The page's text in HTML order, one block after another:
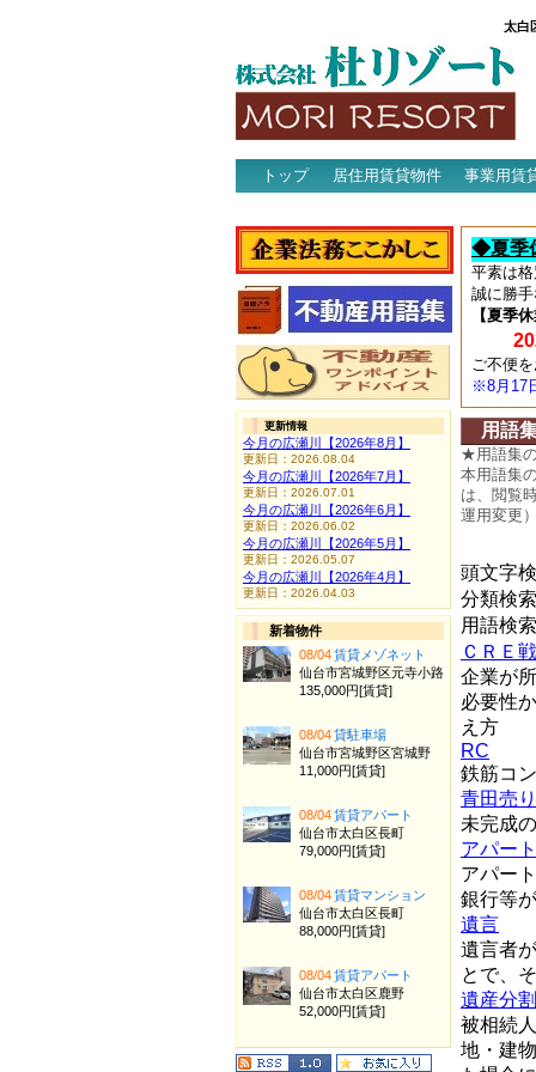
太白
トップ 居住用賃貸物件
事業用賃
◆夏季
平素は
誠に勝
【夏季
ご不便
※8月17
用語
★用語集
本用語集
は、閲覧
運用変更
頭文字
分類検索
用語検索
ＣＲＥ
企業が
必要性
え方
RC
鉄筋コ
青田売り
未完成
アパー
アパー
銀行等
遺言
遺言者
とで、
遺産分割
被相続
地・建
更新情報
今月の広瀬川【2026年8月】
更新日：2026.08.04
今月の広瀬川【2026年7月】
更新日：2026.07.01
今月の広瀬川【2026年6月】
更新日：2026.06.02
今月の広瀬川【2026年5月】
更新日：2026.05.07
今月の広瀬川【2026年4月】
更新日：2026.04.03
新着物件
08/04賃貸メゾネット
仙台市宮城野区元寺小路
135,000円[賃貸]
08/04貸駐車場
仙台市宮城野区宮城野
11,000円[賃貸]
08/04賃貸アパート
仙台市太白区長町
79,000円[賃貸]
08/04賃貸マンション
仙台市太白区長町
88,000円[賃貸]
08/04賃貸アパート
仙台市太白区鹿野
52,000円[賃貸]